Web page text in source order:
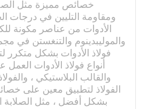
خصائص مميزة مثل
ومقاومة التليين في درجات
الأدوات من عناصر مكونة
والموليبدينوم والتنغستن في
فولاذ الأدوات بشكل متكرر
أنواع فولاذ الأدوات
والقالب البلاستيكي ،
الفولاذ لتطبيق معين على
بشكل أفضل ، مثل الصلابة